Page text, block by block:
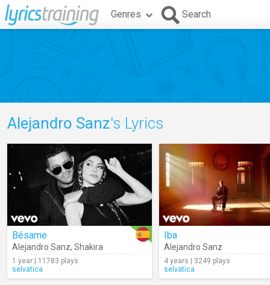
Genres Search
Alejandro Sanz's Lyrics
Bésame
Alejandro Sanz, Shakira
1 year | 11783 plays
selvatica
Iba
Alejandro Sanz
4 years | 3249 plays
selvatica